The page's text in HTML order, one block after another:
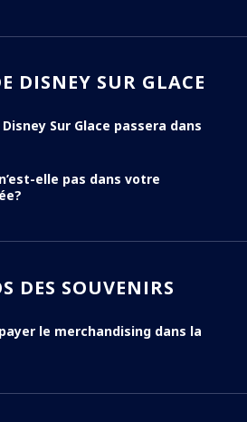
DISNEY SUR GLACE
Sur Glace passera dans
elle pas dans votre
DES SOUVENIRS
le merchandising dans la